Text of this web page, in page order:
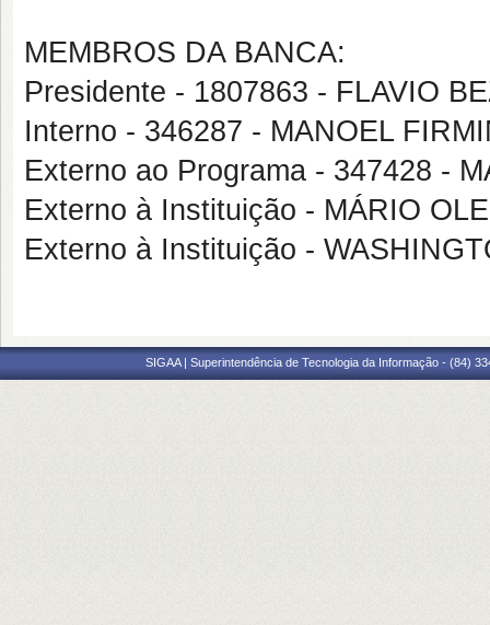
MEMBROS DA BANCA:
Presidente - 1807863 - FLAVIO
Interno - 346287 - MANOEL
Externo ao Programa - 347428 -
Externo à Instituição - MÁRIO
Externo à Instituição -
SIGAA | Superintendência de Tecnologia da Informação - (84)